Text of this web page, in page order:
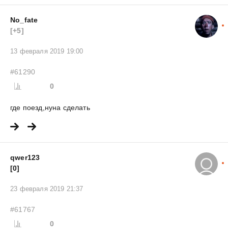
No_fate
[+5]
13 февраля 2019 19:00
#61290
0
где поезд,нуна сделать
qwer123
[0]
23 февраля 2019 21:37
#61767
0